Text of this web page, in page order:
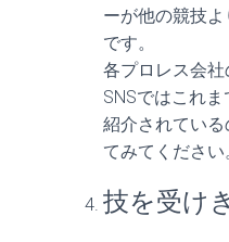
ーが他の競技
です。
各プロレス会
SNSではこれ
紹介されてい
てみてください
技を受け